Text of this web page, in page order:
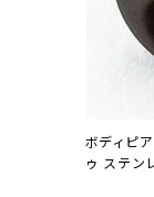
ボディピ
ゥ ステン